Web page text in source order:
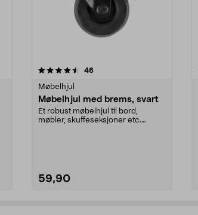
46anmeldelser
Møbelhjul
Møbelhjul med brems, svart
Et robust møbelhjul til bord,
møbler, skuffeseksjoner etc.
59,90
4.5 av 5 stjerner